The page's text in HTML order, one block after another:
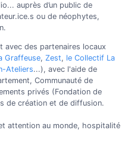
auprès d’un public de
ou de néophytes,
avec des partenaires locaux
Graffeuse, Zest, le Collectif La
Ateliers...), avec l'aide de
Communauté de
privés (Fondation de
de création et de diffusion.
attention au monde, hospitalité